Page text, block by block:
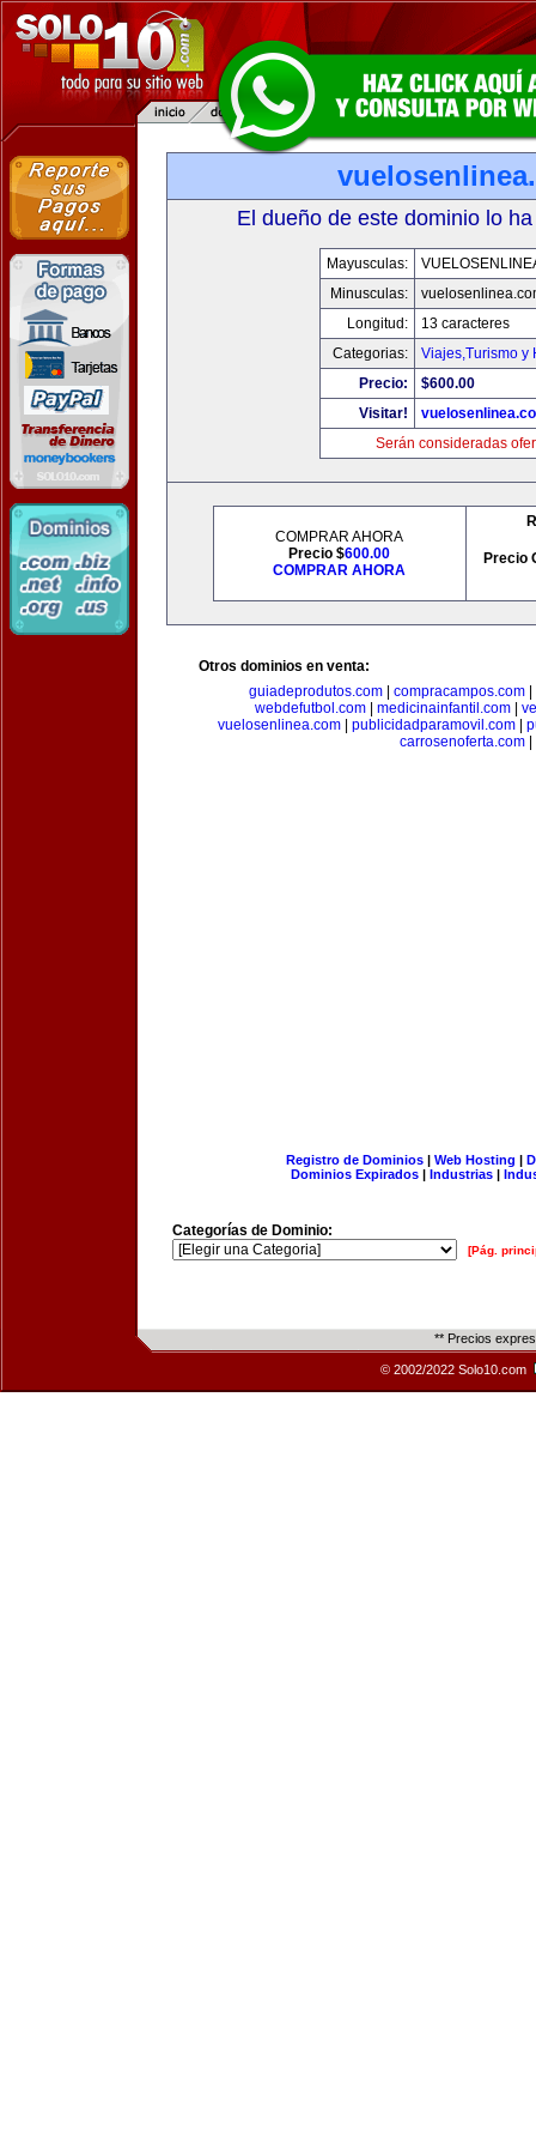
El dueño de este dominio lo
Mayusculas:
Minusculas:
Longitud:
13 caracteres
Categorias:
Viajes,Turismo y
Precio:
$600.00
Visitar!
Serán consideradas
COMPRAR AHORA
Precio $600.00
COMPRAR AHORA
Precio
Otros dominios en venta:
guiadeprodutos.com| compracampos.com|
webdefutbol.com| medicinainfantil.com|
vuelosenlinea.com
publicidadparamovil.com
carrosenoferta.com|
Registro de Dominios| Web Hosting |
Dominios Expirados | Industrias |
Categorías de Dominio:
[Pág.
** Precios
© 2002/2022 Solo10.com